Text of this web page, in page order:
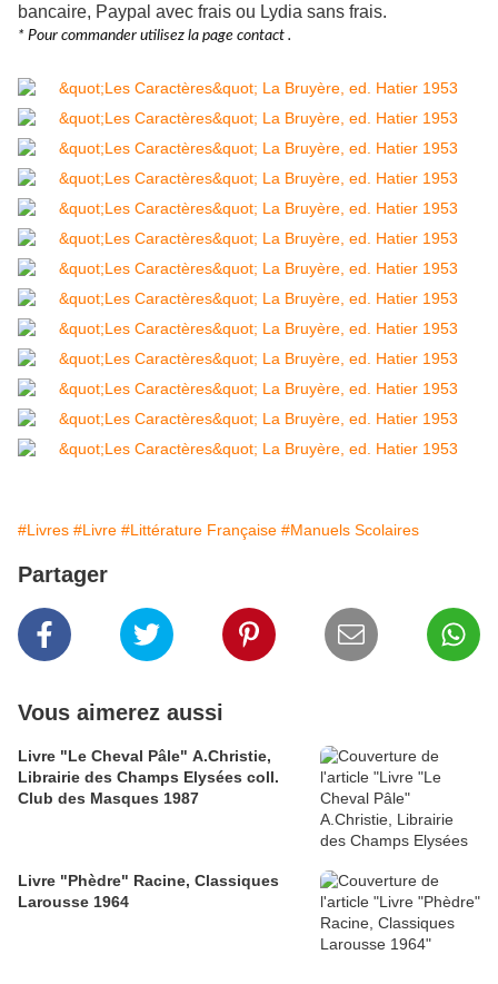
bancaire, Paypal avec frais ou Lydia sans frais.
* Pour commander utilisez la page contact .
#Livres #Livre #Littérature Française #Manuels Scolaires
Partager
Vous aimerez aussi
Livre "Le Cheval Pâle" A.Christie,
Librairie des Champs Elysées coll.
Club des Masques 1987
Livre "Phèdre" Racine, Classiques
Larousse 1964